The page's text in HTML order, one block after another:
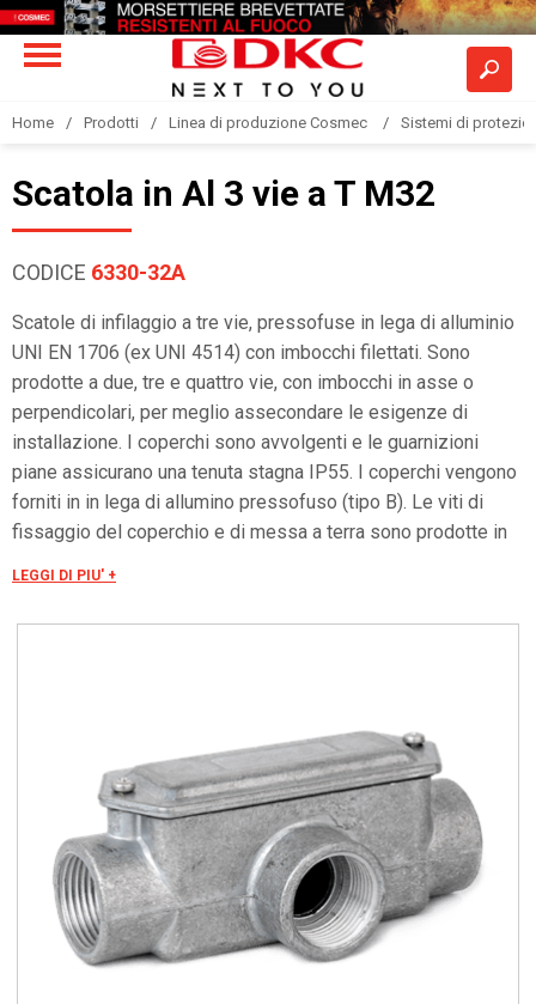
Home Prodotti Linea di produzione Cosmec Sistemi di
Scatola in Al 3 vie a T M32
CODICE 6330-32A
Scatole di infilaggio a tre vie, pressofuse in lega di alluminio
UNI EN 1706 (ex UNI 4514) con imbocchi filettati. Sono
prodotte a due, tre e quattro vie, con imbocchi in asse o
perpendicolari, per meglio assecondare le esigenze di
installazione. I coperchi sono avvolgenti e le guarnizioni
piane assicurano una tenuta stagna IP55. I coperchi vengono
forniti in in lega di allumino pressofuso (tipo B). Le viti di
fissaggio del coperchio e di messa a terra sono prodotte in
elettrico, le scatole di infilaggio andrebbero installate ogni 4
LEGGI DI PIU' +